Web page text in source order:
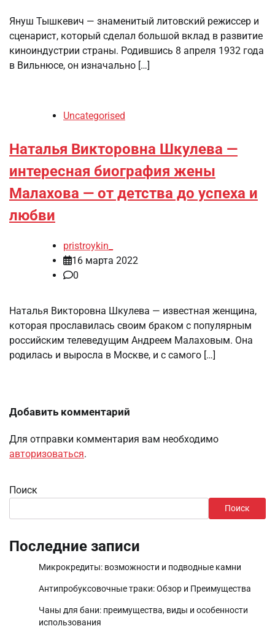
Януш Тышкевич — знаменитый литовский режиссер и
сценарист, который сделал большой вклад в развитие
киноиндустрии страны. Родившись 8 апреля 1932 года
в Вильнюсе, он изначально […]
Uncategorised
Наталья Викторовна Шкулева —
интересная биография жены
Малахова — от детства до успеха и
любви
pristroykin_
16 марта 2022
0
Наталья Викторовна Шкулева — известная женщина,
которая прославилась своим браком с популярным
российским телеведущим Андреем Малаховым. Она
родилась и выросла в Москве, и с самого […]
Добавить комментарий
Для отправки комментария вам необходимо
авторизоваться.
Поиск
Поиск
Последние записи
Микрокредиты: возможности и подводные камни
Антипробуксовочные траки: Обзор и Преимущества
Чаны для бани: преимущества, виды и особенности
использования